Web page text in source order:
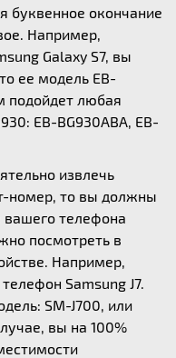
буквенное окончание
Например,
Galaxy S7, вы
ее модель EB-
подойдет любая
EB-BG930ABA, EB-
извлечь
номер, то вы должны
вашего телефона
посмотреть в
Например,
Samsung J7.
SM-J700, или
вы на 100%